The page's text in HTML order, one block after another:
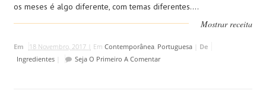
os meses é algo diferente, com temas diferentes....
Mostrar receita
Em 18 Novembro, 2017 | Em Contemporânea, Portuguesa| De
Ingredientes| Seja O Primeiro A Comentar